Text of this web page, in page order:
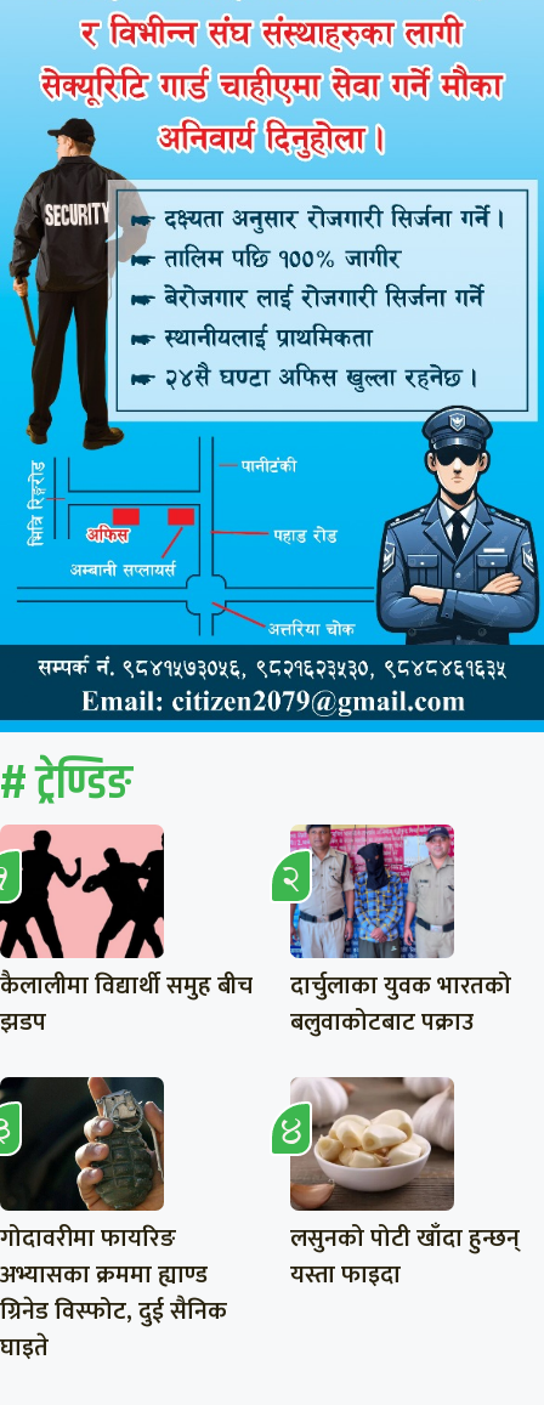
# ट्रेण्डिङ
कैलालीमा विद्यार्थी समुह बीच
झडप
दार्चुलाका युवक भारतको
बलुवाकोटबाट पक्राउ
गोदावरीमा फायरिङ
अभ्यासका क्रममा ह्याण्ड
ग्रिनेड विस्फोट, दुई सैनिक
घाइते
लसुनको पोटी खाँदा हुन्छन्
यस्ता फाइदा